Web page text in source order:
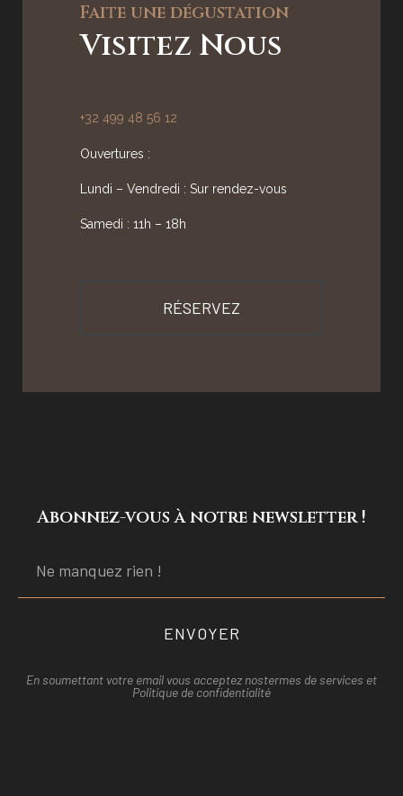
Faite une dégustation
Visitez Nous
+32 499 48 56 12
Ouvertures :
Lundi – Vendredi : Sur rendez-vous
Samedi : 11h – 18h
RÉSERVEZ
Abonnez-vous à notre newsletter !
ENVOYER
En soumettant votre email vous acceptez nostermes de services et
Politique de confidentialité